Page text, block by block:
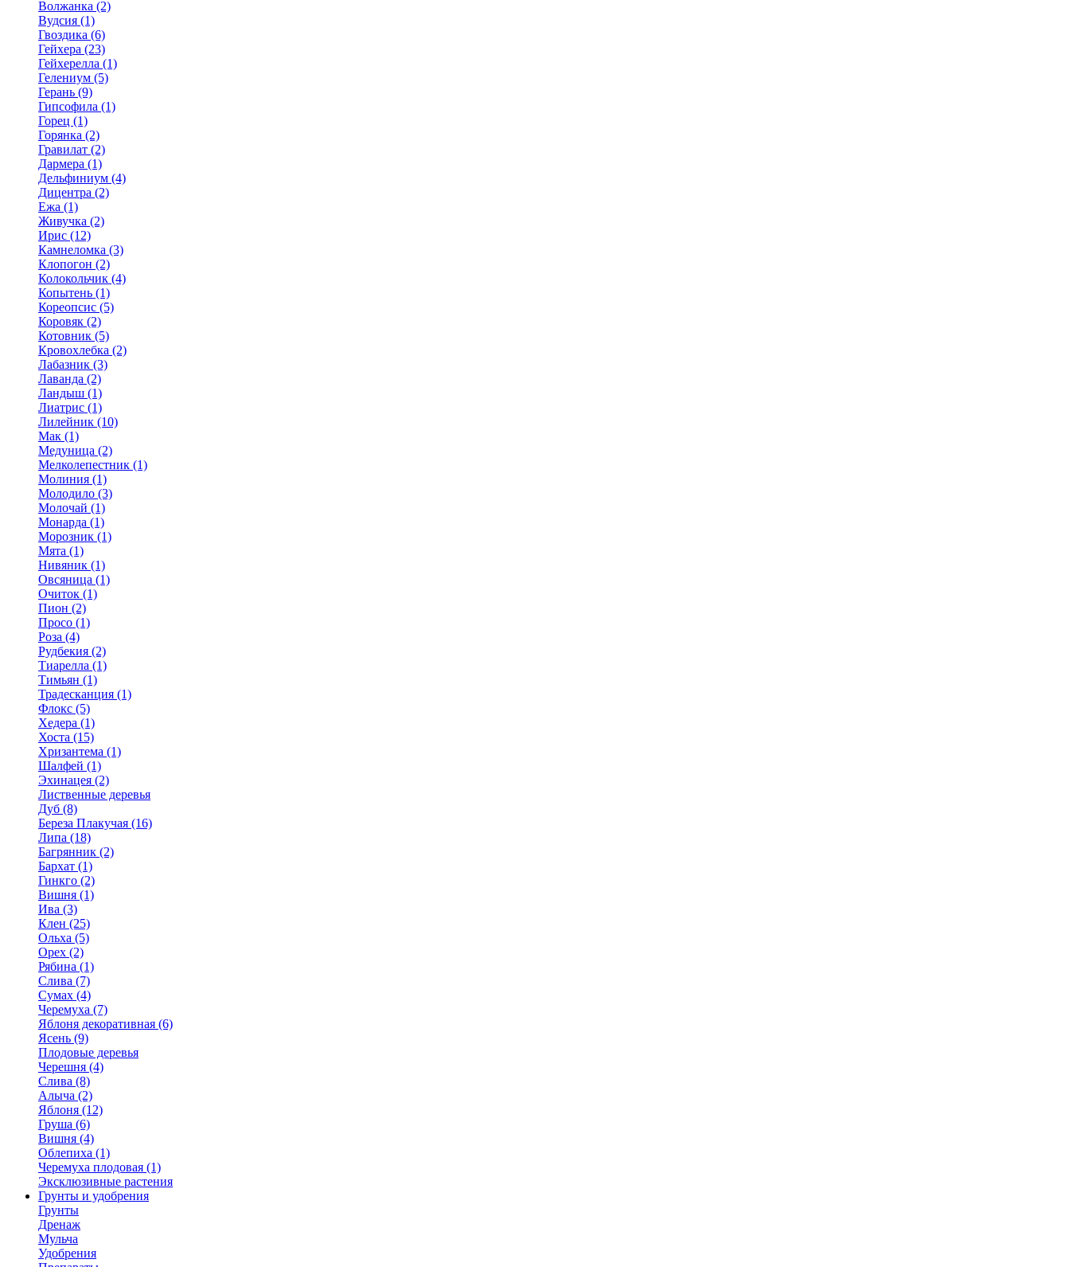
Волжанка (2)
Вудсия (1)
Гвоздика (6)
Гейхера (23)
Гейхерелла (1)
Гелениум (5)
Герань (9)
Гипсофила (1)
Горец (1)
Горянка (2)
Гравилат (2)
Дармера (1)
Дельфиниум (4)
Дицентра (2)
Ежа (1)
Живучка (2)
Ирис (12)
Камнеломка (3)
Клопогон (2)
Колокольчик (4)
Копытень (1)
Кореопсис (5)
Коровяк (2)
Котовник (5)
Кровохлебка (2)
Лабазник (3)
Лаванда (2)
Ландыш (1)
Лиатрис (1)
Лилейник (10)
Мак (1)
Медуница (2)
Мелколепестник (1)
Молиния (1)
Молодило (3)
Молочай (1)
Монарда (1)
Морозник (1)
Мята (1)
Нивяник (1)
Овсяница (1)
Очиток (1)
Пион (2)
Просо (1)
Роза (4)
Рудбекия (2)
Тиарелла (1)
Тимьян (1)
Традесканция (1)
Флокс (5)
Хедера (1)
Хоста (15)
Хризантема (1)
Шалфей (1)
Эхинацея (2)
Лиственные деревья
Дуб (8)
Береза Плакучая (16)
Липа (18)
Багрянник (2)
Бархат (1)
Гинкго (2)
Вишня (1)
Ива (3)
Клен (25)
Ольха (5)
Орех (2)
Рябина (1)
Слива (7)
Сумах (4)
Черемуха (7)
Яблоня декоративная (6)
Ясень (9)
Плодовые деревья
Черешня (4)
Слива (8)
Алыча (2)
Яблоня (12)
Груша (6)
Вишня (4)
Облепиха (1)
Черемуха плодовая (1)
Эксклюзивные растения
Грунты и удобрения
Грунты
Дренаж
Мульча
Удобрения